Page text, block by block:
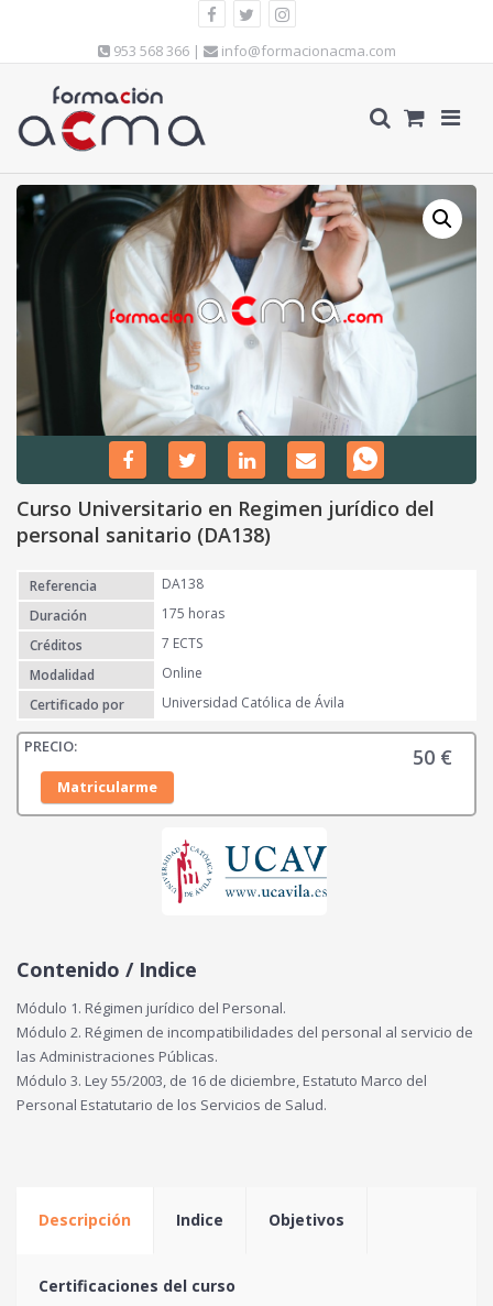
953 568 366 | info@formacionacma.com
Curso Universitario en Regimen jurídico del
personal sanitario (DA138)
Referencia
DA138
Duración
175 horas
Créditos
7 ECTS
Modalidad
Online
Certificado por
Universidad Católica de Ávila
50 €
Matricularme
Contenido / Indice
Módulo 1. Régimen jurídico del Personal.
Módulo 2. Régimen de incompatibilidades del personal al servicio de
las Administraciones Públicas.
Módulo 3. Ley 55/2003, de 16 de diciembre, Estatuto Marco del
Personal Estatutario de los Servicios de Salud.
Descripción Indice Objetivos
Certificaciones del curso